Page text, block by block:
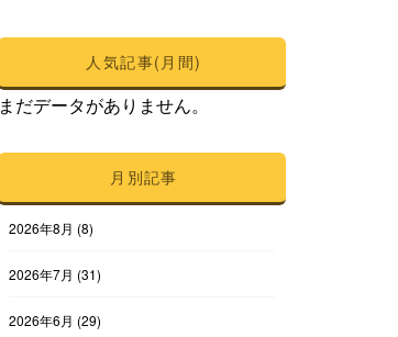
人気記事(月間)
まだデータがありません。
月別記事
2026年8月 (8)
2026年7月 (31)
2026年6月 (29)